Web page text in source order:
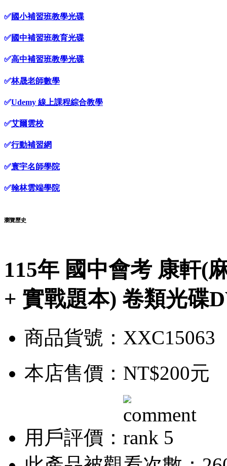
✅國小補習班教學光碟
✅國中補習班教育光碟
✅高中補習班教學光碟
✅林晟老師數學
✅Udemy 線上課程綜合教學
✅艾爾雲校
✅行動補習網
✅寰宇名師學院
✅翰林雲端學院
瀏覽歷史
115年 國中會考 康軒(
+ 實戰題本) 卷類光碟
商品貨號：XXC15063
本店售價： NT$200元
用戶評價：